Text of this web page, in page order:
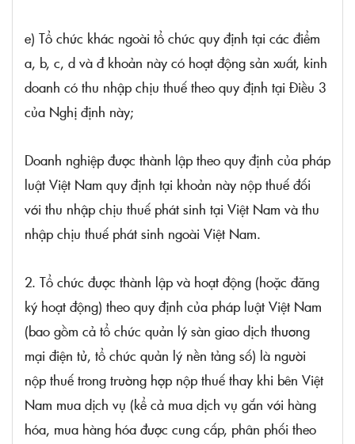
e) Tổ chức khác ngoài tổ chức quy định tại các điểm
a, b, c, d và đ khoản này có hoạt động sản xuất, kinh
doanh có thu nhập chịu thuế theo quy định tại Điều 3
của Nghị định này;
Doanh nghiệp được thành lập theo quy định của pháp
luật Việt Nam quy định tại khoản này nộp thuế đối
với thu nhập chịu thuế phát sinh tại Việt Nam và thu
nhập chịu thuế phát sinh ngoài Việt Nam.
2. Tổ chức được thành lập và hoạt động (hoặc đăng
ký hoạt động) theo quy định của pháp luật Việt Nam
(bao gồm cả tổ chức quản lý sàn giao dịch thương
mại điện tử, tổ chức quản lý nền tảng số) là người
nộp thuế trong trường hợp nộp thuế thay khi bên Việt
Nam mua dịch vụ (kể cả mua dịch vụ gắn với hàng
hóa, mua hàng hóa được cung cấp, phân phối theo